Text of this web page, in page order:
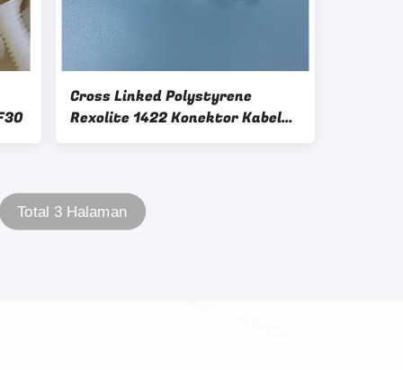
Cross Linked Polystyrene
Rexolite 1422 Konektor Kabel
Koaksial Antena Microwave
Total 3 Halaman